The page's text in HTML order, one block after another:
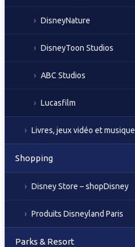
DisneyNature
DisneyToon Studios
ABC Studios
Lucasfilm
Livres, jeux vidéo et musique
Shopping
Disney Store – shopDisney
Produits Disneyland Paris
Parks & Resort